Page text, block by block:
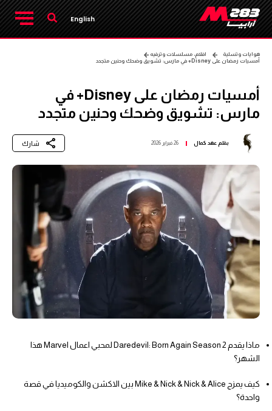
English
هوايات وتسلية
افلام، مسلسلات وترفيه
أمسيات رمضان على Disney+ في مارس: تشويق وضحك وحنين متجدد
أمسيات رمضان على Disney+ في
مارس: تشويق وضحك وحنين متجدد
بقلمعهد كمال 26 فبراير 2026 شارك
ماذا يقدم Daredevil: Born Again Season 2 لمحبي اعمال Marvel هذا
الشهر؟
كيف يمزج Mike & Nick & Nick & Alice بين الاكشن والكوميديا في قصة
واحدة؟